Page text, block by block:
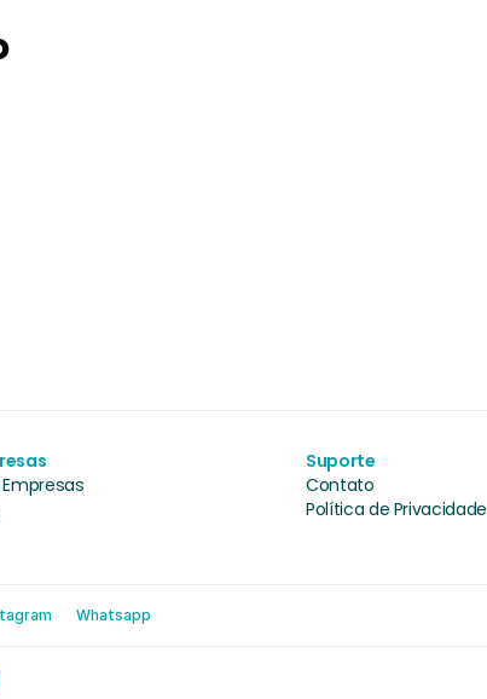
Suporte
Contato
Política de Privacidade
Whatsapp